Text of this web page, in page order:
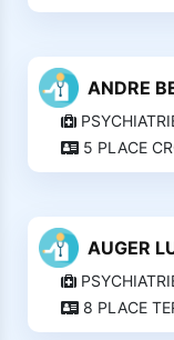
ANDRE
5 PLACE
AUGER
8 PLACE